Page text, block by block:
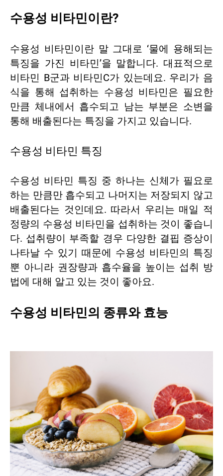
수용성 비타민이란?
수용성 비타민이란 말 그대로 ‘물에 용해되는
특징을 가진 비타민’을 말합니다. 대표적으로
비타민 B군과 비타민C가 있는데요. 우리가 음
식을 통해 섭취하는 수용성 비타민은 필요한
만큼 체내에서 흡수되고 남는 부분은 소변을
통해 배출된다는 특징을 가지고 있습니다.
수용성 비타민 특징
수용성 비타민 특징 중 하나는 신체가 필요로
하는 만큼만 흡수되고 나머지는 저장되지 않고
배출된다는 것인데요. 따라서 우리는 매일 적
정량의 수용성 비타민을 섭취하는 것이 좋습니
다. 섭취량이 부족할 경우 다양한 결핍 증상이
나타날 수 있기 때문에 수용성 비타민의 특징
뿐 아니라 권장량과 흡수율을 높이는 섭취 방
법에 대해 알고 있는 것이 좋아요.
수용성 비타민의 종류와 효능